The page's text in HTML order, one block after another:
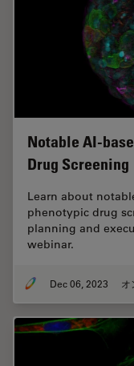
Notable AI-
Drug Screening
Learn about
phenotypic drug
planning and
webinar.
Dec 06, 2023 オ